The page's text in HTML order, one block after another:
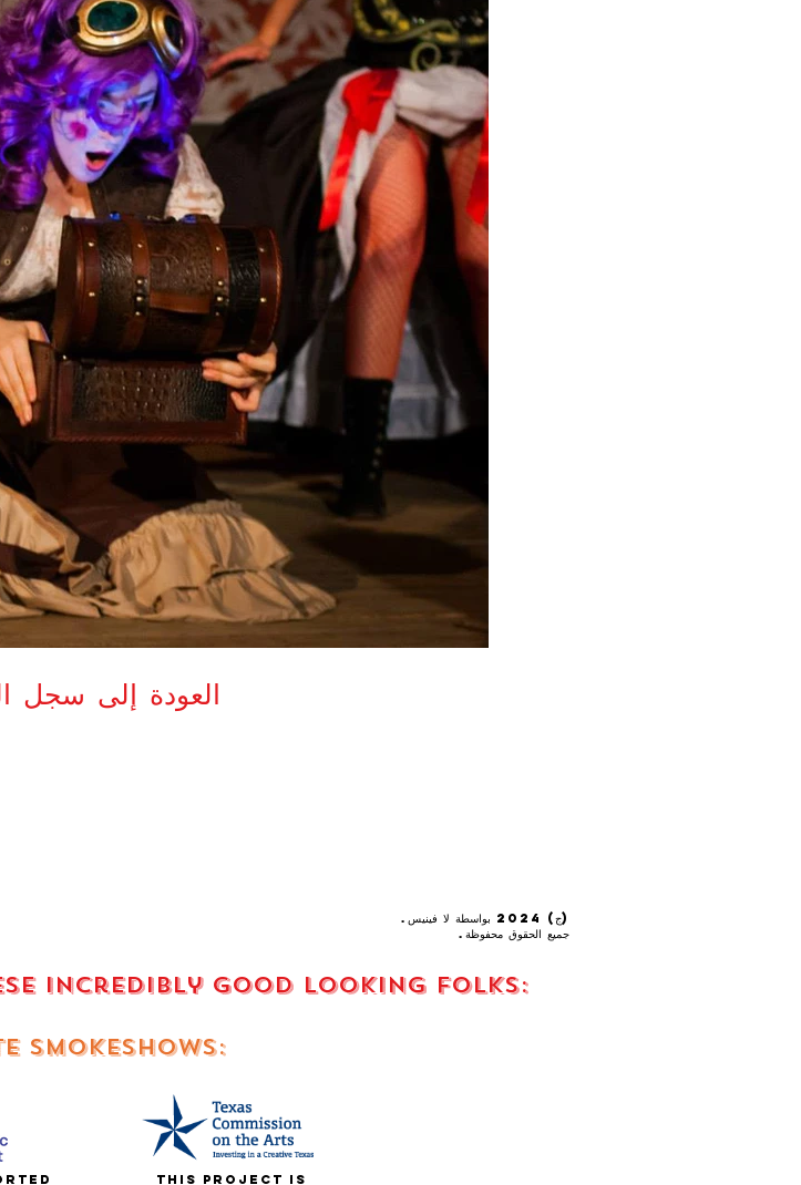
العودة إلى سجل
(ج) 2024 بواسطة لا فينيس.
جميع الحقوق محفوظة.
incredibly good looking FOLKS:
smokeshows:
This project is